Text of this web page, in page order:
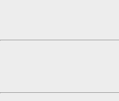
Sidebar